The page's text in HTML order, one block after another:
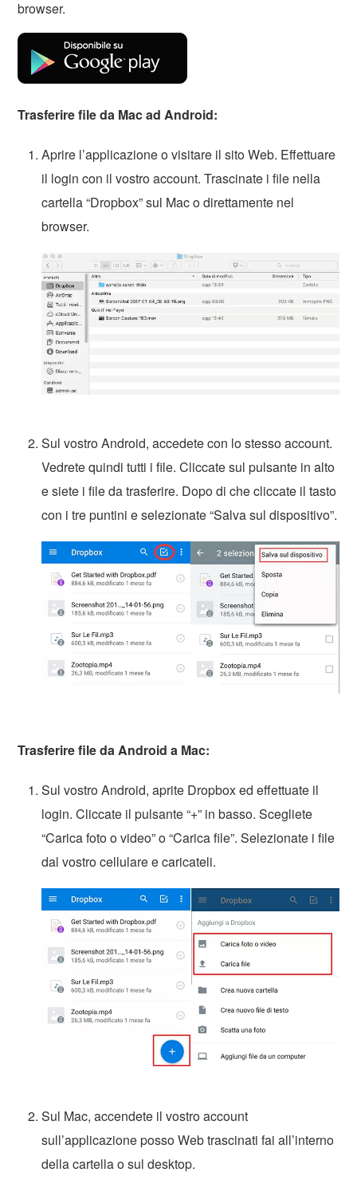
browser.
Trasferire file da Mac ad Android:
Aprire l’applicazione o visitare il sito Web. Effettuare
il login con il vostro account. Trascinate i file nella
cartella “Dropbox” sul Mac o direttamente nel
browser.
Sul vostro Android, accedete con lo stesso account.
Vedrete quindi tutti i file. Cliccate sul pulsante in alto
e siete i file da trasferire. Dopo di che cliccate il tasto
con i tre puntini e selezionate “Salva sul dispositivo”.
Trasferire file da Android a Mac:
Sul vostro Android, aprite Dropbox ed effettuate il
login. Cliccate il pulsante “+” in basso. Scegliete
“Carica foto o video” o “Carica file”. Selezionate i file
dal vostro cellulare e caricateli.
Sul Mac, accendete il vostro account
sull’applicazione posso Web trascinati fai all’interno
della cartella o sul desktop.